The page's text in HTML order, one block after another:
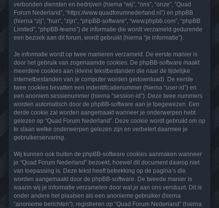
verbonden diensten en bedrijven (hierna “wij”, “ons”, “onze”, “Quad
Forum Nederland”, “https://www.quadforumnederland.nl”) en phpBB
(hierna “zij”, “hun”, “zijn”, “phpBB-software”, “www.phpbb.com”, “phpBB
Limited”, “phpBB-teams”) de informatie die wordt verzameld gedurende
een bezoek aan dit forum, wordt gebruikt (hierna “je informatie”).
Je informatie wordt op twee manieren verzameld. De eerste manier is
door het gebruik van zogenaamde cookies. De phpBB-software maakt
meerdere cookies aan (kleine tekstbestanden die naar de tijdelijke
internetbestanden van je computer worden gedownload). De eerste
twee cookies bevatten een indentificatienummer (hierna “user-id”) en
een anoniem sessienummer (hierna “session-id”). Deze twee nummers
worden automatisch door de phpBB-software aan je toegewezen. Een
derde cookie zal worden aangemaakt wanneer je onderwerpen hebt
gelezen op “Quad Forum Nederland”. Deze cookie wordt gebruikt om op
te slaan welke onderwerpen gelezen zijn en verbetert daarmee je
gebruikerservaring.
Wij kunnen ook buiten de phpBB-software cookies aanmaken wanneer
je “Quad Forum Nederland” bezoekt, hoewel dit document daarop niet
van toepassing is. Deze tekst heeft betrekking op de pagina’s die
worden aangemaakt door de phpBB-software. De tweede manier is
waarin wij je informatie verzamelen door wat je aan ons verstuurt. Dit is
onder andere het plaatsen als een anonieme gebruiker (hierna
“anonieme berichten”), registreren op “Quad Forum Nederland” (hierna